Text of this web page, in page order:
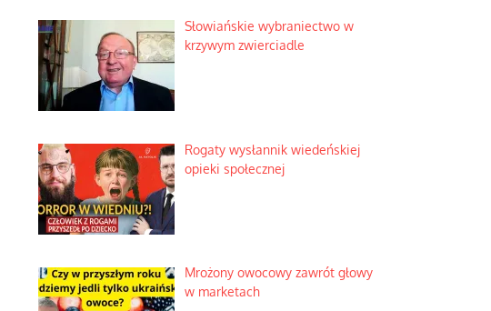
Słowiańskie wybraniectwo w
krzywym zwierciadle
Rogaty wysłannik wiedeńskiej
opieki społecznej
Mrożony owocowy zawrót głowy
w marketach